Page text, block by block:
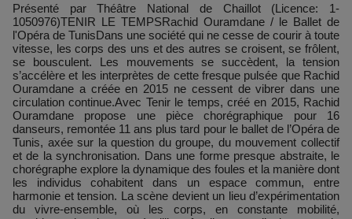
Présenté par Théâtre National de Chaillot (Licence: 1-
1050976)TENIR LE TEMPSRachid Ouramdane / le Ballet de
l'Opéra de TunisDans une société qui ne cesse de courir à toute
vitesse, les corps des uns et des autres se croisent, se frôlent,
se bousculent. Les mouvements se succèdent, la tension
s’accélère et les interprètes de cette fresque pulsée que Rachid
Ouramdane a créée en 2015 ne cessent de vibrer dans une
circulation continue.Avec Tenir le temps, créé en 2015, Rachid
Ouramdane propose une pièce chorégraphique pour 16
danseurs, remontée 11 ans plus tard pour le ballet de l’Opéra de
Tunis, axée sur la question du groupe, du mouvement collectif
et de la synchronisation. Dans une forme presque abstraite, le
chorégraphe explore la dynamique des foules et la manière dont
les individus cohabitent dans un espace commun, entre
harmonie et tension. La scène devient un lieu d’expérimentation
du vivre-ensemble, où les corps, en constante mobilité,